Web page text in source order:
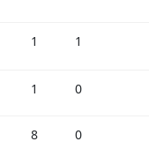
1 1
1 0
8 0